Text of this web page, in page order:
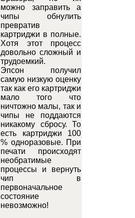
можно заправить а
чипы обнулить
превратив
картриджи в полные.
Хотя этот процесс
довольно сложный и
трудоемкий.
Эпсон получил
самую низкую оценку
так как его картриджи
мало того что
ничтожно малы, так и
чипы не поддаются
никакому сбросу. То
есть картриджи 100
% одноразовые. При
печати происходят
необратимые
процессы и вернуть
чип в
первоначальное
состояние
невозможно!